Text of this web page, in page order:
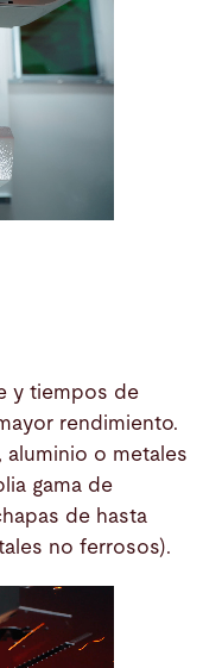
y tiempos de
rendimiento.
aluminio o metales
gama de
de hasta
no ferrosos).